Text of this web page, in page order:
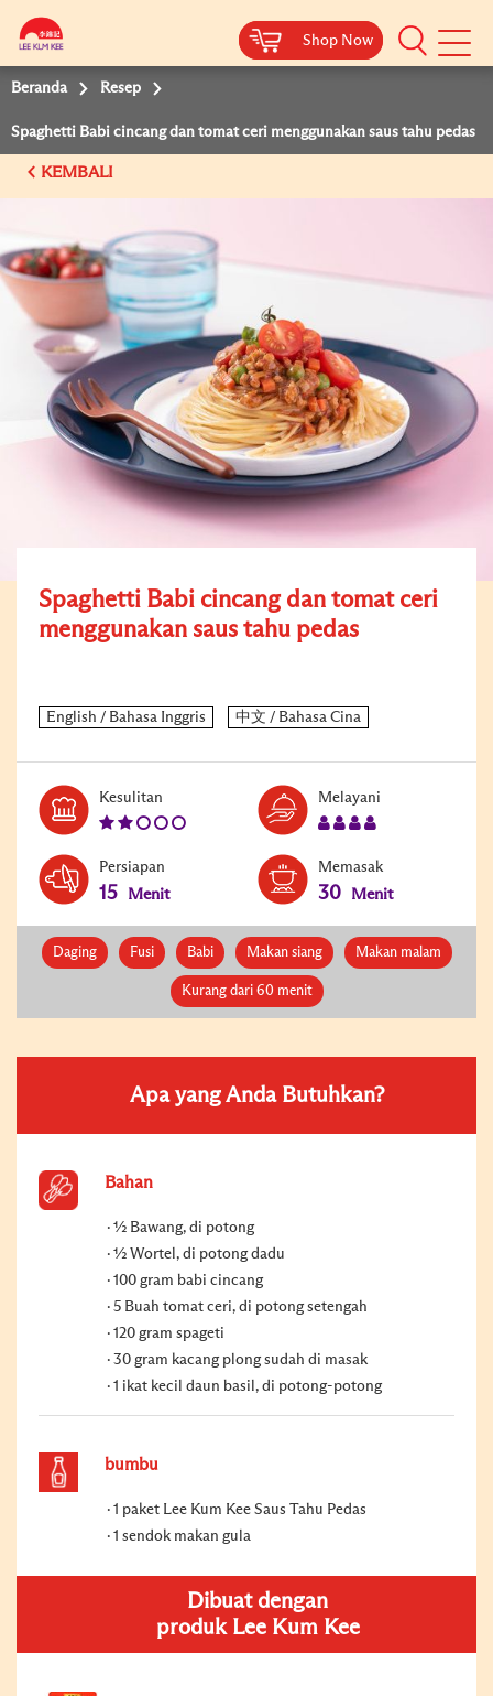
Shop Now
Shop Now
Beranda Resep
Spaghetti Babi cincang dan tomat ceri menggunakan saus tahu pedas
KEMBALI
Spaghetti Babi cincang dan tomat ceri
menggunakan saus tahu pedas
Kesulitan Melayani
Persiapan
15 Menit
Memasak
30 Menit
Daging Fusi Babi Makan siang Makan malam
Kurang dari 60 menit
Apa yang Anda Butuhkan?
Bahan
½ Bawang, di potong
½ Wortel, di potong dadu
100 gram babi cincang
5 Buah tomat ceri, di potong setengah
120 gram spageti
30 gram kacang plong sudah di masak
1 ikat kecil daun basil, di potong-potong
bumbu
1 paket Lee Kum Kee Saus Tahu Pedas
1 sendok makan gula
Dibuat dengan
produk Lee Kum Kee